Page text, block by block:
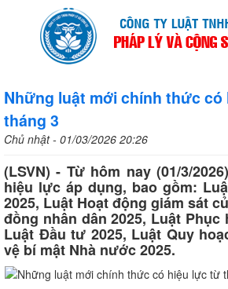
Những luật mới chính thức
tháng 3
Chủ nhật - 01/03/2026 20:26
(LSVN) - Từ hôm nay (01/3/
hiệu lực áp dụng, bao gồm:
2025, Luật Hoạt động giám sát
đồng nhân dân 2025, Luật Phục
Luật Đầu tư 2025, Luật Quy
vệ bí mật Nhà nước 2025.